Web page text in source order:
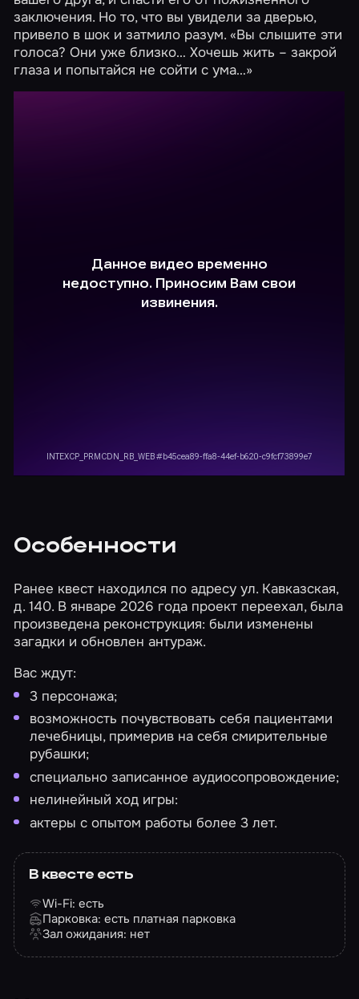
заключения. Но то, что вы увидели за дверью,
привело в шок и затмило разум. «Вы слышите эти
голоса? Они уже близко… Хочешь жить – закрой
глаза и попытайся не сойти с ума…»
Особенности
Ранее квест находился по адресу ул. Кавказская,
д. 140. В январе 2026 года проект переехал, была
произведена реконструкция: были изменены
загадки и обновлен антураж.
Вас ждут:
3 персонажа;
возможность почувствовать себя пациентами
лечебницы, примерив на себя смирительные
рубашки;
специально записанное аудиосопровождение;
нелинейный ход игры:
актеры с опытом работы более 3 лет.
В квесте есть
Wi-Fi: есть
Парковка: есть платная парковка
Зал ожидания: нет